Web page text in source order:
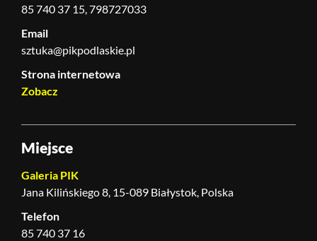
85 740 37 15, 798727033
Email
sztuka@pikpodlaskie.pl
Strona internetowa
Zobacz
Miejsce
Galeria PIK
Jana Kilińskiego 8, 15-089 Białystok, Polska
Telefon
85 740 37 16